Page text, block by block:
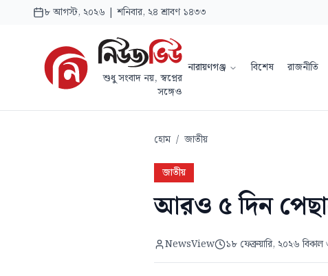
৮ আগস্ট, ২০২৬ | শনিবার, ২৪ শ্রাবণ ১৪৩৩
শুধু সংবাদ নয়, স্বপ্নের
সঙ্গেও
নারায়ণগঞ্জ বিশেষ রাজনীতি
হোম / জাতীয়
জাতীয়
আরও ৫ দিন
NewsView ১৮ ফেব্রুয়ারি, ২০২৬